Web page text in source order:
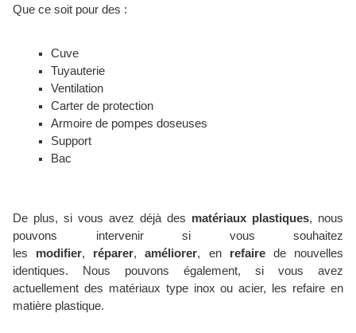
Que ce soit pour des :
Cuve
Tuyauterie
Ventilation
Carter de protection
Armoire de pompes doseuses
Support
Bac
De plus, si vous avez déjà des matériaux plastiques, nous
pouvons intervenir si vous souhaitez
les modifier, réparer,améliorer, en refaire
de nouvelles
identiques. Nous pouvons également, si vous avez
actuellement des matériaux type inox ou acier, les refaire en
matière plastique.